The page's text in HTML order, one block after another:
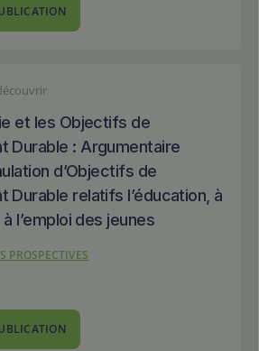
et les Objectifs de
Durable : Argumentaire
d’Objectifs de
Durable relatifs l’éducation, à
l’emploi des jeunes
PROSPECTIVES